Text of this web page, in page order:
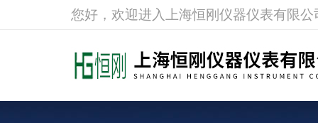
您好，欢迎进入上海恒刚仪器仪表有限公